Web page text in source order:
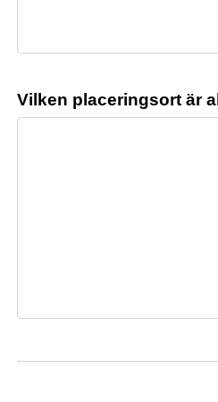
Vilken placeringsort är